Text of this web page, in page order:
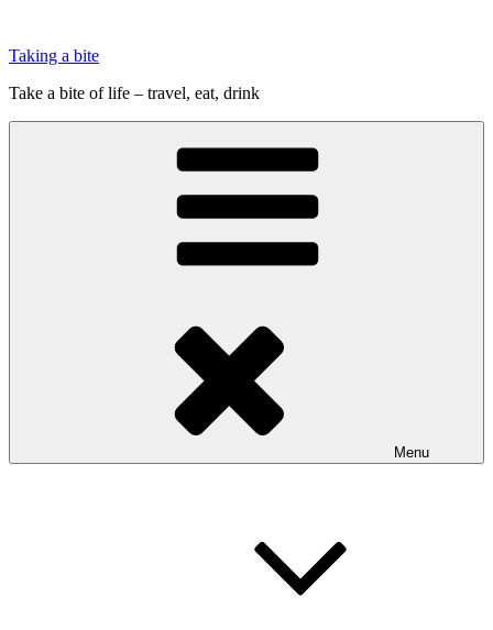
indhold
Taking a bite
Take a bite of life – travel, eat, drink
Menu